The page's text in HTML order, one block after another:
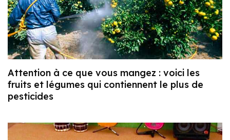
Attention à ce que vous mangez : voici les
fruits et légumes qui contiennent le plus de
pesticides